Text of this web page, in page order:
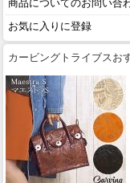
商品についてのお問い合
お気に入りに登録
カービングトライブスお